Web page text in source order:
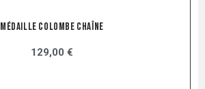
Médaille Colombe Chaîne
129,00 €